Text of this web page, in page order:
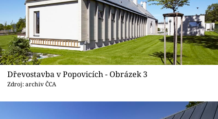
Dřevostavba v Popovicích - Obrázek 3
Zdroj: archiv ČCA